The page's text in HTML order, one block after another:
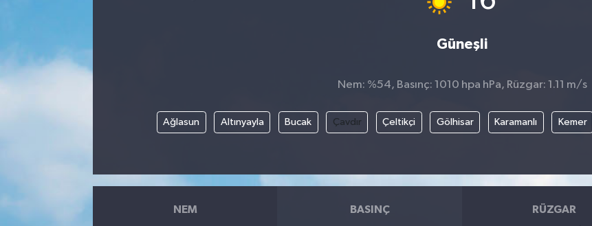
Güneşli
Nem: %54, Basınç: 1010 hpa hPa, Rüzgar: 1.11 m/s
Ağlasun Altınyayla Bucak Çavdır Çeltikçi Gölhisar Karamanlı Kemer
NEM BASINÇ RÜZGAR
Sağlık